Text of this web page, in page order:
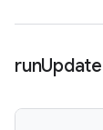
runUpdate